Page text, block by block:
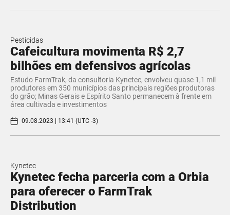
Pesticidas
Cafeicultura movimenta R$ 2,7
bilhões em defensivos agrícolas
Estudo FarmTrak, da consultoria Kynetec, envolveu quase 1,1 mil
produtores em 350 municípios das principais regiões produtoras
do grão; Minas Gerais e Espírito Santo permanecem à frente em
área cultivada e investimentos
09.08.2023 | 13:41 (UTC -3)
Kynetec
Kynetec fecha parceria com a Orbia
para oferecer o FarmTrak
Distribution